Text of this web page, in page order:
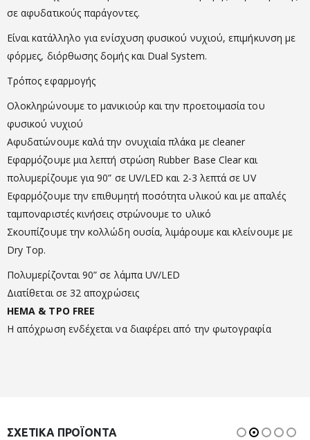
σε αφυδατικούς παράγοντες.
Είναι κατάλληλο για ενίσχυση φυσικού νυχιού, επιμήκυνση με
φόρμες, διόρθωσης δομής και Dual System.
Τρόπος εφαρμογής
Ολοκληρώνουμε το μανικιούρ και την προετοιμασία του
φυσικού νυχιού
Αφυδατώνουμε καλά την ονυχιαία πλάκα με cleaner
Εφαρμόζουμε μια λεπτή στρώση Rubber Base Clear και
πολυμερίζουμε για 90” σε UV/LED και 2-3 λεπτά σε UV
Εφαρμόζουμε την επιθυμητή ποσότητα υλικού και με απαλές
ταμποναριστές κινήσεις στρώνουμε το υλικό
Σκουπίζουμε την κολλώδη ουσία, λιμάρουμε και κλείνουμε με
Dry Top.
Πολυμερίζονται 90” σε λάμπα UV/LED
Διατίθεται σε 32 αποχρώσεις
HEMA & TPO FREE
Η απόχρωση ενδέχεται να διαφέρει από την φωτογραφία
ΣΧΕΤΙΚΆ ΠΡΟΪΌΝΤΑ